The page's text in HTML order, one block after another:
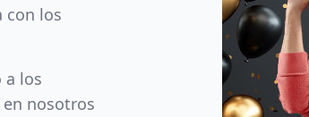
con los
a los
nosotros